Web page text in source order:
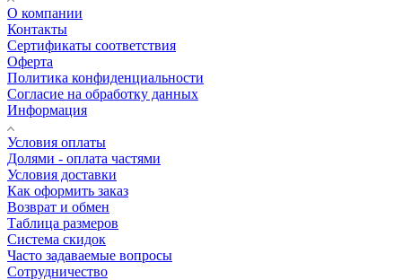
О компании
Контакты
Сертификаты соответствия
Оферта
Политика конфиденциальности
Согласие на обработку данных
Информация
Условия оплаты
Долями - оплата частями
Условия доставки
Как оформить заказ
Возврат и обмен
Таблица размеров
Система скидок
Часто задаваемые вопросы
Сотрудничество